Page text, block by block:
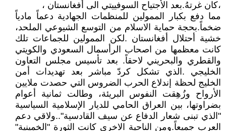
،كان غرتهُ.بعد الأجتياح السوفييتي الى أفغانستان ،
مما دفع بكبار الممولين للمنظمات الجهادية دعماً مادياً
ضخماً.بحجة حماية الاسلام من التوسع الشيوعي الملحد،
خشية أحتلال أفغانستان .لكن الممولين للجماعات تلك
كانت معظمها من اصحاب الرأسمال السعودي والكويتي
والقطري والبحريني لاحقاً. بعد تأسيس مجلس التعاون
الخليجي .الذي تشكل كردّ مباشر بعد تهديدات أمن
الخليج لحظة إندلاع الحرب الضروس التي حصدت ملايين
الأرواح وزُهِقت النفوس البريئة، وطالت ثمانية أعوام
بضراوتها، بين العراق الحامي للديار الإسلامية السياسية
"الذي تبنى شعار الدفاع عن سيف القادسية"..ولاقي دعم
العرب جميعاً.ومن الناحية الاخرى كانت الثورة "الخمينية"